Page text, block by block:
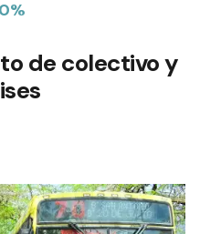
de colectivo y